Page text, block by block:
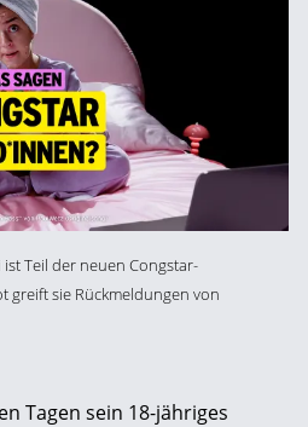
Teil der neuen Congstar-
greift sie Rückmeldungen von
Tagen sein 18-jähriges